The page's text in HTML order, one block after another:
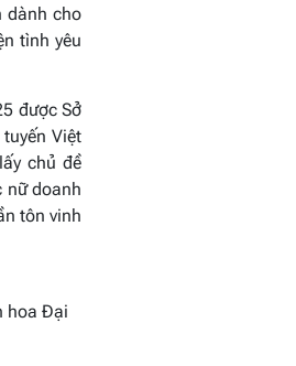
dành cho
tình yêu
được Sở
Việt
chủ đề
nữ doanh
tôn vinh
hoa Đại